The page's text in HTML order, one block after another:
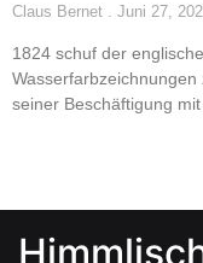
Claus Bernet Juni 27,
1824 schuf der
seiner Beschäftigung